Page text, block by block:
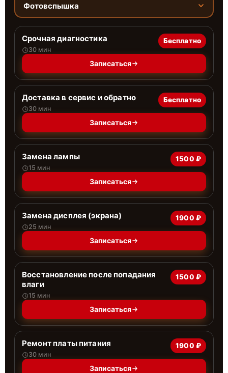
Фотовспышка
Срочная диагностика
30 мин
Бесплатно
Записаться
Доставка в сервис и обратно
30 мин
Бесплатно
Записаться
Замена лампы
15 мин
1500 ₽
Записаться
Замена дисплея (экрана)
25 мин
1900 ₽
Записаться
Восстановление после попадания
влаги
15 мин
1500 ₽
Записаться
Ремонт платы питания
30 мин
1900 ₽
Записаться